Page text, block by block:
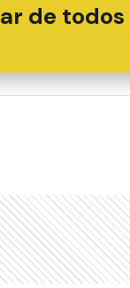
de todos